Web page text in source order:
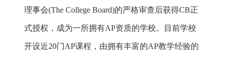
理事会(The College Board)的严格审查后获得CB正
式授权，成为一所拥有AP资质的学校。目前学校
开设近20门AP课程，由拥有丰富的AP教学经验的